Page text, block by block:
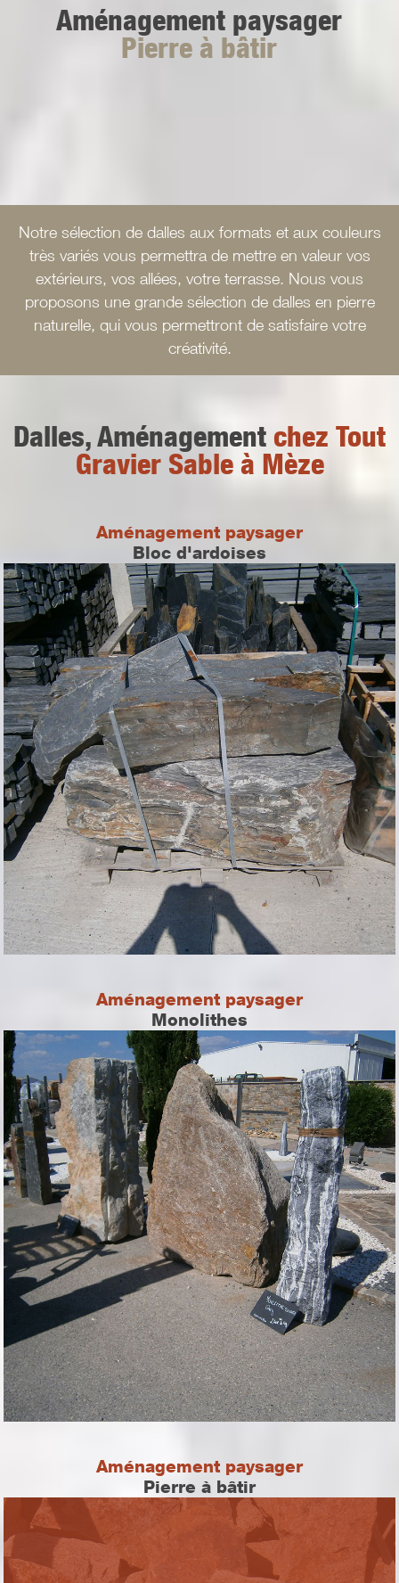
Aménagement paysager
Pierre à bâtir
Notre sélection de dalles aux formats et aux couleurs
très variés vous permettra de mettre en valeur vos
extérieurs, vos allées, votre terrasse. Nous vous
proposons une grande sélection de dalles en pierre
naturelle, qui vous permettront de satisfaire votre
créativité.
Dalles, Aménagement chez Tout
Gravier Sable à Mèze
Aménagement paysager
Bloc d'ardoises
Aménagement paysager
Monolithes
Aménagement paysager
Pierre à bâtir